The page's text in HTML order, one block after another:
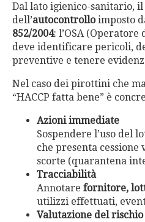
Dal lato igienico-sanitario,
dell’autocontrolloimposto
852/2004: l’OSA
deve identificare pericoli,
preventive e tenere
Nel caso dei pirottini che
“HACCP fatta bene” è
Azioni immediate
Sospendere l’uso del
che presenta cessione
scorte (quarantena
Tracciabilità
Annotare fornitore,
utilizzi effettuati,
Valutazione del rischio